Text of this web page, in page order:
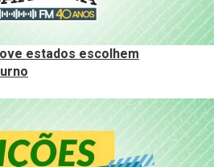
estados escolhem